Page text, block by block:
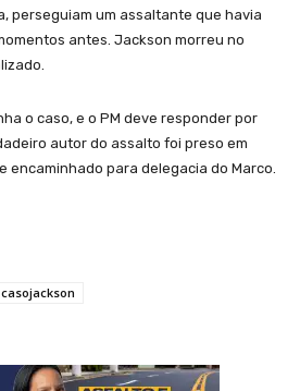
perseguiam um assaltante que havia
antes. Jackson morreu no
o caso, e o PM deve responder por
autor do assalto foi preso em
encaminhado para delegacia do Marco.
casojackson